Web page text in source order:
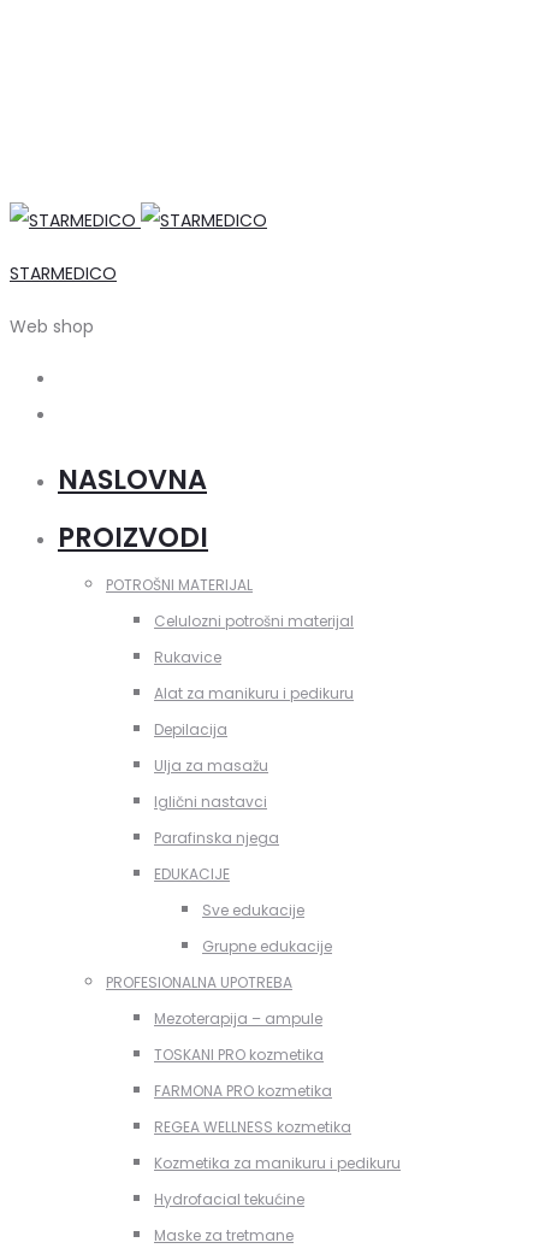
STARMEDICO
Web shop
NASLOVNA
PROIZVODI
POTROŠNI MATERIJAL
Celulozni potrošni materijal
Rukavice
Alat za manikuru i pedikuru
Depilacija
Ulja za masažu
Iglični nastavci
Parafinska njega
EDUKACIJE
Sve edukacije
Grupne edukacije
PROFESIONALNA UPOTREBA
Mezoterapija – ampule
TOSKANI PRO kozmetika
FARMONA PRO kozmetika
REGEA WELLNESS kozmetika
Kozmetika za manikuru i pedikuru
Hydrofacial tekućine
Maske za tretmane